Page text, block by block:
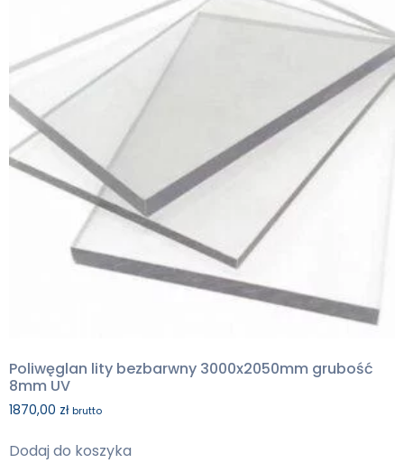
Poliwęglan lity bezbarwny 3000x2050mm grubość
8mm UV
1870,00 zł brutto
Dodaj do koszyka